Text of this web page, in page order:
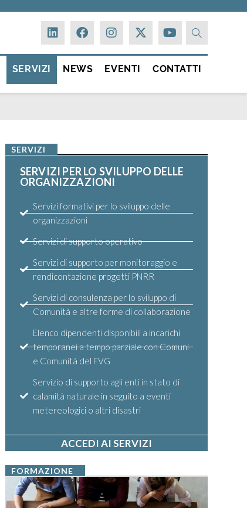
SERVIZI NEWS EVENTI CONTATTI
SERVIZI
SERVIZI PER LO SVILUPPO DELLE
ORGANIZZAZIONI
Servizi formativi per lo sviluppo delle
organizzazioni
Servizi di supporto operativo
Servizi di supporto per monitoraggio e
rendicontazione progetti PNRR
Servizi di consulenza per lo sviluppo di
Comunità e altre forme di collaborazione
Elenco dipendenti disponibili a incarichi
temporanei a tempo parziale con Comuni
e Comunità del FVG
Servizio di supporto agli enti in stato di
calamità naturale in seguito a eventi
metereologici o altri disastri
ACCEDI AI SERVIZI
FORMAZIONE